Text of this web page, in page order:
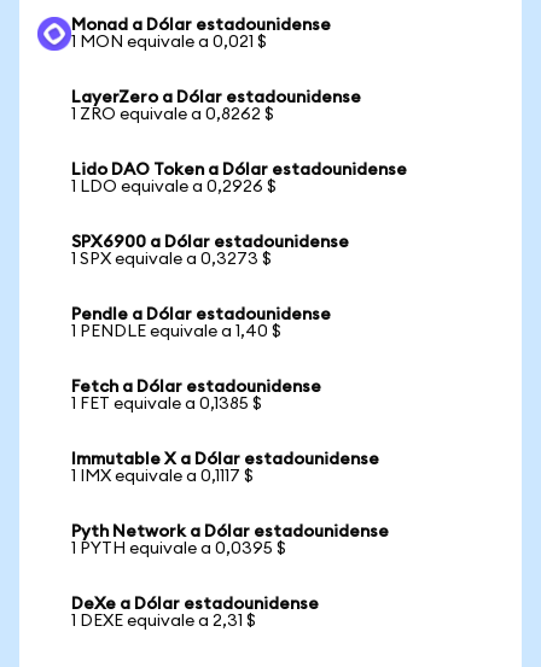
Monad a Dólar estadounidense
1 MON equivale a 0,021 $
LayerZero a Dólar estadounidense
1 ZRO equivale a 0,8262 $
Lido DAO Token a Dólar estadounidense
1 LDO equivale a 0,2926 $
SPX6900 a Dólar estadounidense
1 SPX equivale a 0,3273 $
Pendle a Dólar estadounidense
1 PENDLE equivale a 1,40 $
Fetch a Dólar estadounidense
1 FET equivale a 0,1385 $
Immutable X a Dólar estadounidense
1 IMX equivale a 0,1117 $
Pyth Network a Dólar estadounidense
1 PYTH equivale a 0,0395 $
DeXe a Dólar estadounidense
1 DEXE equivale a 2,31 $